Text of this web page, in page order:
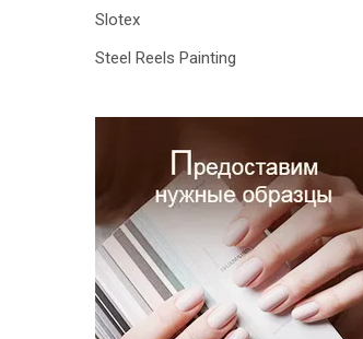
Slotex
Steel Reels Painting